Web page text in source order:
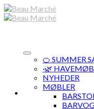
Skip
to
🍊 SUMMER
·🌿
NYHEDER
MØBLER